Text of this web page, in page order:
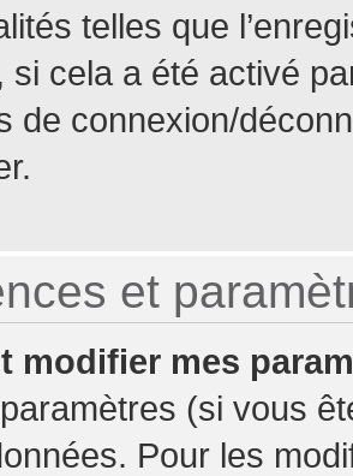
telles que
si cela a été activé
de connexion/
et
modifier mes
(si vous
Pour les